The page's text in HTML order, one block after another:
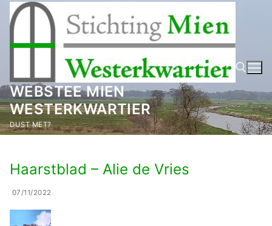
naar
inhoud
WEBSTEE MIEN
WESTERKWARTIER
DUST MET? Zoeken naar:
Haarstblad – Alie de Vries
07/11/2022